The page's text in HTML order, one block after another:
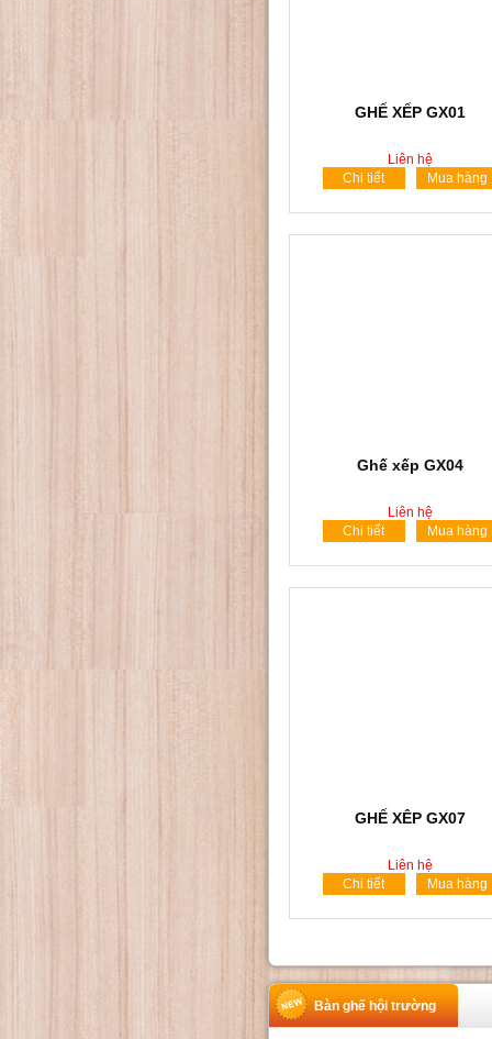
GHẾ XẾP GX01
Liên hệ
Chi tiết
Mua hàng
Ghế xếp GX04
Liên hệ
Chi tiết
Mua hàng
GHẾ XÊP GX07
Liên hệ
Chi tiết
Mua hàng
Bàn ghế hội trường